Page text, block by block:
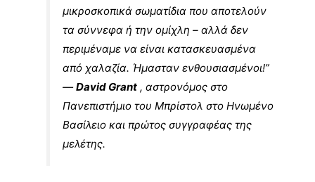
μικροσκοπικά σωματίδια που αποτελούν
τα σύννεφα ή την ομίχλη – αλλά δεν
περιμέναμε να είναι κατασκευασμένα
από χαλαζία. Ήμασταν ενθουσιασμένοι!”
—David Grant , αστρονόμος στο
Πανεπιστήμιο του Μπρίστολ στο Ηνωμένο
Βασίλειο και πρώτος συγγραφέας της
μελέτης.